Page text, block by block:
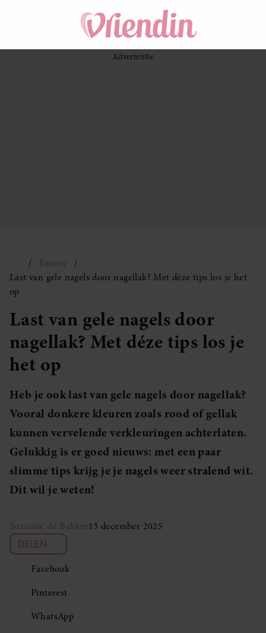
Beauty
Last van gele nagels door nagellak? Met déze tips los je het
op
Last van gele nagels door
nagellak? Met déze tips los je
het op
Heb je ook last van gele nagels door nagellak?
Vooral donkere kleuren zoals rood of gellak
kunnen vervelende verkleuringen achterlaten.
Gelukkig is er goed nieuws: met een paar
slimme tips krijg je je nagels weer stralend wit.
Dit wil je weten!
Suzanne de Bakker13 december 2025
DELEN
Facebook
Pinterest
WhatsApp